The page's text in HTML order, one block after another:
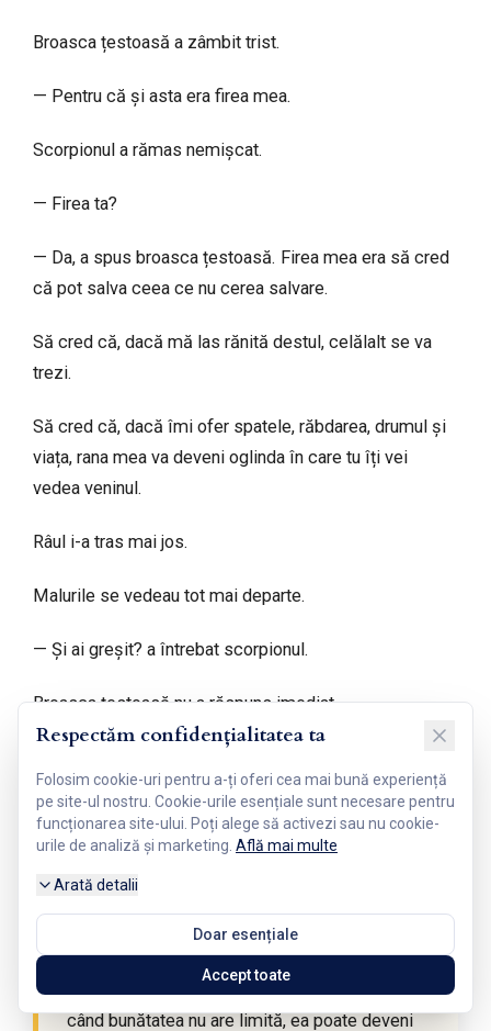
Broasca țestoasă a zâmbit trist.
— Pentru că și asta era firea mea.
Scorpionul a rămas nemișcat.
— Firea ta?
— Da, a spus broasca țestoasă. Firea mea era să cred
că pot salva ceea ce nu cerea salvare.
Să cred că, dacă mă las rănită destul, celălalt se va
trezi.
Să cred că, dacă îmi ofer spatele, răbdarea, drumul și
viața, rana mea va deveni oglinda în care tu îți vei
vedea veninul.
Râul i-a tras mai jos.
Malurile se vedeau tot mai departe.
— Și ai greșit? a întrebat scorpionul.
Broasca țestoasă nu a răspuns imediat.
Poate că răspunsul era prea greu pentru ultimele clipe.
— Nu știu dacă bunătatea greșește atunci
când încearcă să salveze. Dar știu că, atunci
când bunătatea nu are limită, ea poate deveni
Respectăm confidențialitatea ta
Folosim cookie-uri pentru a-ți oferi cea mai bună experiență
pe site-ul nostru. Cookie-urile esențiale sunt necesare pentru
funcționarea site-ului. Poți alege să activezi sau nu cookie-
urile de analiză și marketing. Află mai multe
Arată detalii
Doar esențiale
Accept toate